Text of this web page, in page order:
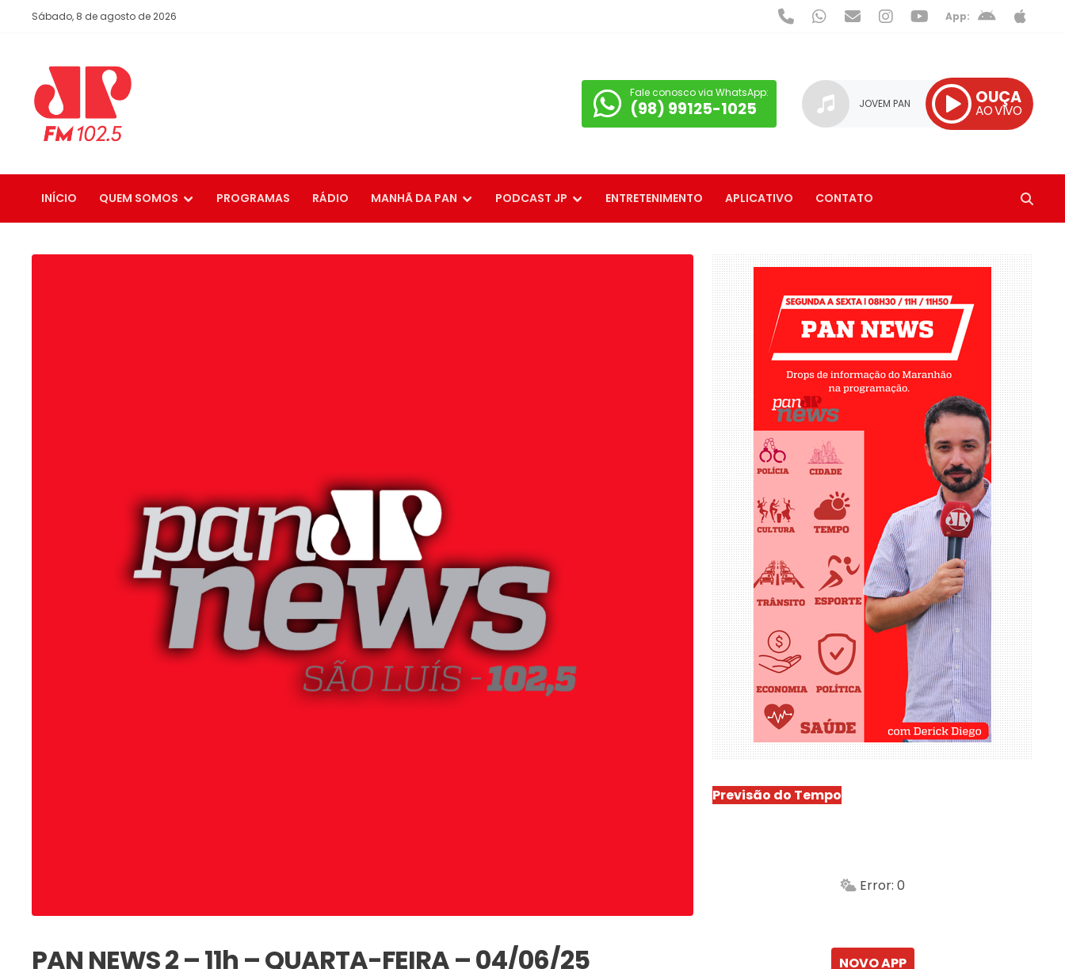
Sábado, 8 de agosto de 2026 App:
Fale conosco via WhatsApp:
(98) 99125-1025 JOVEM PAN OUÇA
AO VIVO
INÍCIO QUEM SOMOS PROGRAMAS RÁDIO MANHÃ DA PAN PODCAST JP ENTRETENIMENTO APLICATIVO CONTATO
PAN NEWS 2 – 11h – QUARTA-FEIRA – 04/06/25
Previsão do Tempo
Min.
Error: 0
NOVO APP